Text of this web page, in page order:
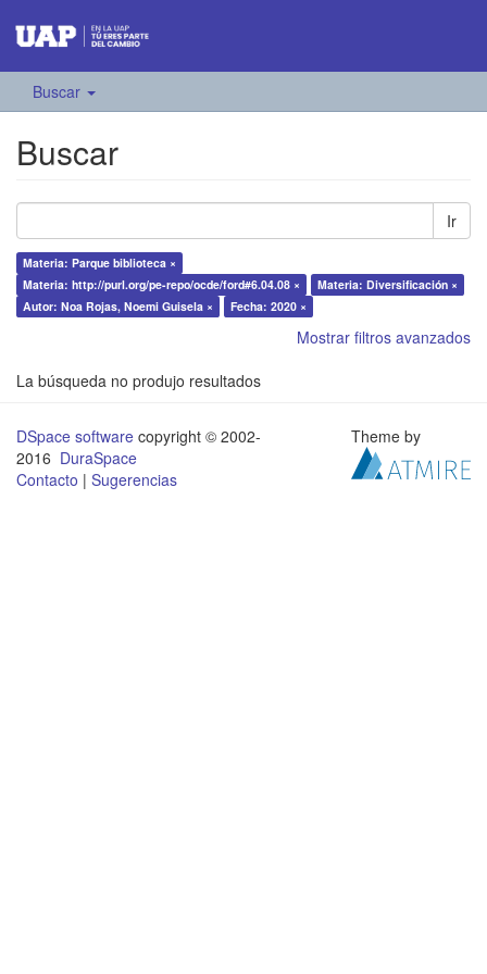
Buscar
Buscar
Ir
Materia: Parque biblioteca ×
Materia: http://purl.org/pe-repo/ocde/ford#6.04.08 ×
Materia: Diversificación ×
Autor: Noa Rojas, Noemi Guisela ×
Fecha: 2020 ×
Mostrar filtros avanzados
La búsqueda no produjo resultados
DSpace software copyright © 2002-
2016 DuraSpace
Contacto | Sugerencias
Theme by